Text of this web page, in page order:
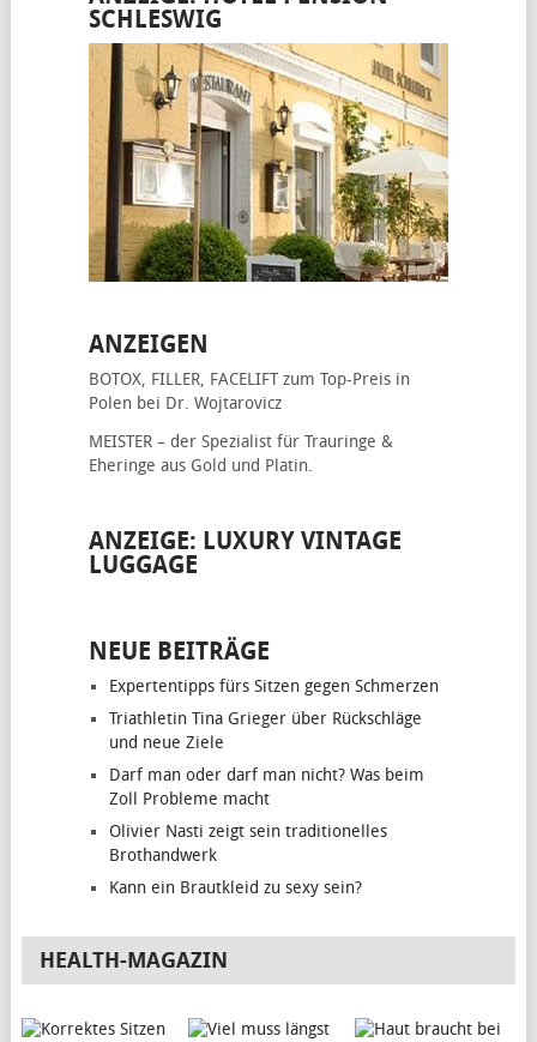
SCHLESWIG
ANZEIGEN
BOTOX, FILLER, FACELIFTzum Top-Preis in
Polen bei Dr. Wojtarovicz
MEISTER – der Spezialist für Trauringe &
Eheringe aus Gold und Platin.
ANZEIGE: LUXURY VINTAGE
LUGGAGE
NEUE BEITRÄGE
Expertentipps fürs Sitzen gegen Schmerzen
Triathletin Tina Grieger über Rückschläge
und neue Ziele
Darf man oder darf man nicht? Was beim
Zoll Probleme macht
Olivier Nasti zeigt sein traditionelles
Brothandwerk
Kann ein Brautkleid zu sexy sein?
HEALTH-MAGAZIN